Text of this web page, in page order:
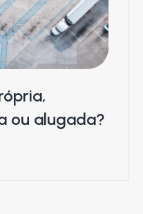
ou alugada?